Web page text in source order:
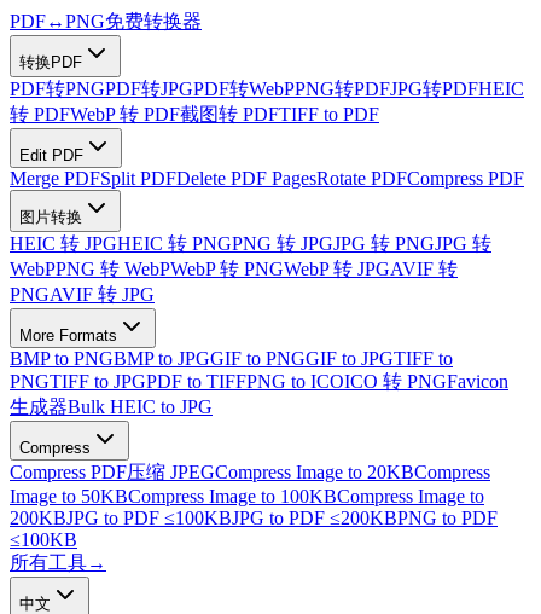
PDF↔PNG免费转换器
转换PDF
PDF转PNGPDF转JPGPDF转WebPPNG转PDFJPG转PDFHEIC
转 PDFWebP 转 PDF截图转 PDFTIFF to PDF
Edit PDF
Merge PDFSplit PDFDelete PDF PagesRotate PDFCompress PDF
图片转换
HEIC 转 JPGHEIC 转 PNGPNG 转 JPGJPG 转 PNGJPG 转
WebPPNG 转 WebPWebP 转 PNGWebP 转 JPGAVIF 转
PNGAVIF 转 JPG
More Formats
BMP to PNGBMP to JPGGIF to PNGGIF to JPGTIFF to
PNGTIFF to JPGPDF to TIFFPNG to ICOICO 转 PNGFavicon
生成器Bulk HEIC to JPG
Compress
Compress PDF压缩 JPEGCompress Image to 20KBCompress
Image to 50KBCompress Image to 100KBCompress Image to
200KBJPG to PDF ≤100KBJPG to PDF ≤200KBPNG to PDF
≤100KB
所有工具→
中文